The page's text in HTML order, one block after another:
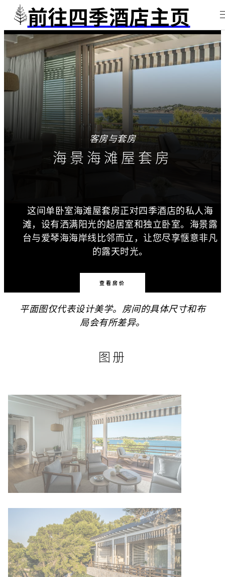
前往四季酒店主页
客房与套房
海景海滩屋套房
这间单卧室海滩屋套房正对四季酒店的私人海
滩，设有洒满阳光的起居室和独立卧室。海景露
台与爱琴海海岸线比邻而立，让您尽享惬意非凡
的露天时光。
查看房价
平面图仅代表设计美学。房间的具体尺寸和布
局会有所差异。
图册